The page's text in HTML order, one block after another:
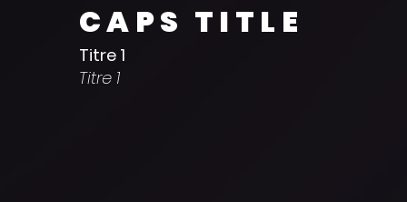
CAPS TITLE
Titre 1
Titre 1